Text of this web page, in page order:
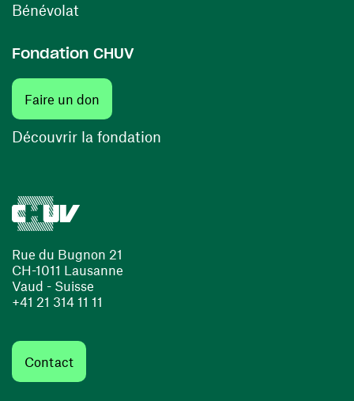
Rue du Bugnon 21
CH-1011 Lausanne
Vaud - Suisse
+41 21 314 11 11
Contact
Bénévolat
Fondation CHUV
Faire un don
Découvrir la fondation